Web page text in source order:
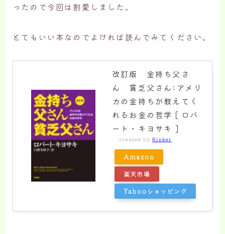
ったので今回は割愛しました。
とてもいい本なのでよければ読んでみてください。
改訂版 金持ち父さ
ん 貧乏父さん:アメリ
カの金持ちが教えてく
れるお金の哲学 [ ロバ
ート・キヨサキ ]
created byRinker
Amazon
楽天市場
Yahooショッピング